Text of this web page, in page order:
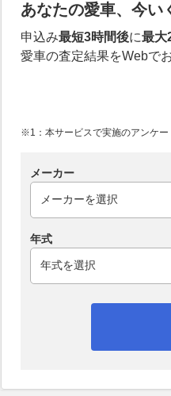
あなたの愛車、今い
申込み最短3時間後に最大
愛車の査定結果をWebで
※1：本サービスで実施のアンケー
メーカー
年式